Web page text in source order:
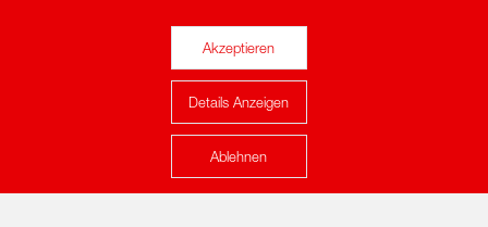
Karte anzeigen
Akzeptieren
Details Anzeigen
Ablehnen